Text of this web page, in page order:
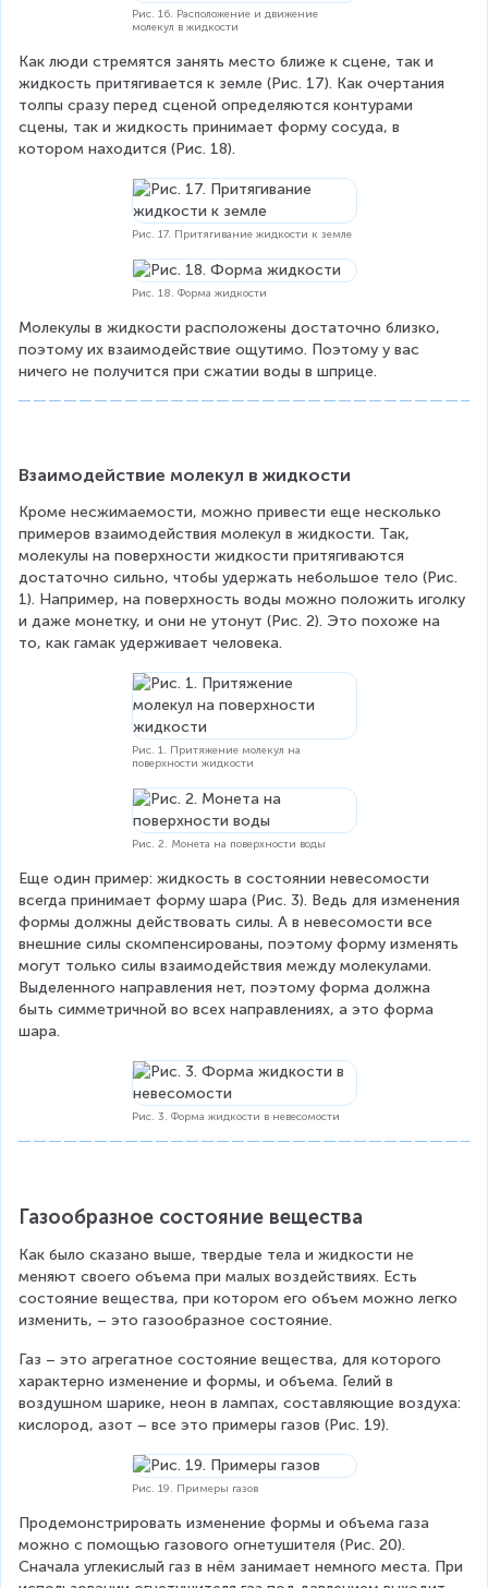
Рис. 16. Расположение и движение
молекул в жидкости
Как люди стремятся занять место ближе к сцене, так и
жидкость притягивается к земле (Рис. 17). Как очертания
толпы сразу перед сценой определяются контурами
сцены, так и жидкость принимает форму сосуда, в
котором находится (Рис. 18).
Рис. 17. Притягивание жидкости к земле
Рис. 18. Форма жидкости
Молекулы в жидкости расположены достаточно близко,
поэтому их взаимодействие ощутимо. Поэтому у вас
ничего не получится при сжатии воды в шприце.
Взаимодействие молекул в жидкости
Кроме несжимаемости, можно привести еще несколько
примеров взаимодействия молекул в жидкости. Так,
молекулы на поверхности жидкости притягиваются
достаточно сильно, чтобы удержать небольшое тело (Рис.
1). Например, на поверхность воды можно положить иголку
и даже монетку, и они не утонут (Рис. 2). Это похоже на
то, как гамак удерживает человека.
Рис. 1. Притяжение молекул на
поверхности жидкости
Рис. 2. Монета на поверхности воды
Еще один пример: жидкость в состоянии невесомости
всегда принимает форму шара (Рис. 3). Ведь для изменения
формы должны действовать силы. А в невесомости все
внешние силы скомпенсированы, поэтому форму изменять
могут только силы взаимодействия между молекулами.
Выделенного направления нет, поэтому форма должна
быть симметричной во всех направлениях, а это форма
шара.
Рис. 3. Форма жидкости в невесомости
Газообразное состояние вещества
Как было сказано выше, твердые тела и жидкости не
меняют своего объема при малых воздействиях. Есть
состояние вещества, при котором его объем можно легко
изменить, – это газообразное состояние.
Газ – это агрегатное состояние вещества, для которого
характерно изменение и формы, и объема. Гелий в
воздушном шарике, неон в лампах, составляющие воздуха:
кислород, азот – все это примеры газов (Рис. 19).
Рис. 19. Примеры газов
Продемонстрировать изменение формы и объема газа
можно с помощью газового огнетушителя (Рис. 20).
Сначала углекислый газ в нём занимает немного места. При